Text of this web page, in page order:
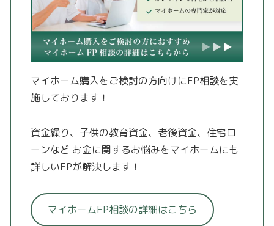
マイホーム購入をご検討の方向けにFP相談を実
施しております！
資金繰り、子供の教育資金、老後資金、住宅ロ
ーンなど お金に関するお悩みをマイホームにも
詳しいFPが解決します！
マイホームFP相談の詳細はこちら